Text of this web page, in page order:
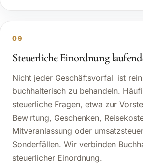
09
Steuerliche Einordnung
Nicht jeder Geschäftsvorfall ist rein
buchhalterisch zu behandeln.
steuerliche Fragen, etwa zur
Bewirtung, Geschenken,
Mitveranlassung oder
Sonderfällen. Wir verbinden
steuerlicher Einordnung.